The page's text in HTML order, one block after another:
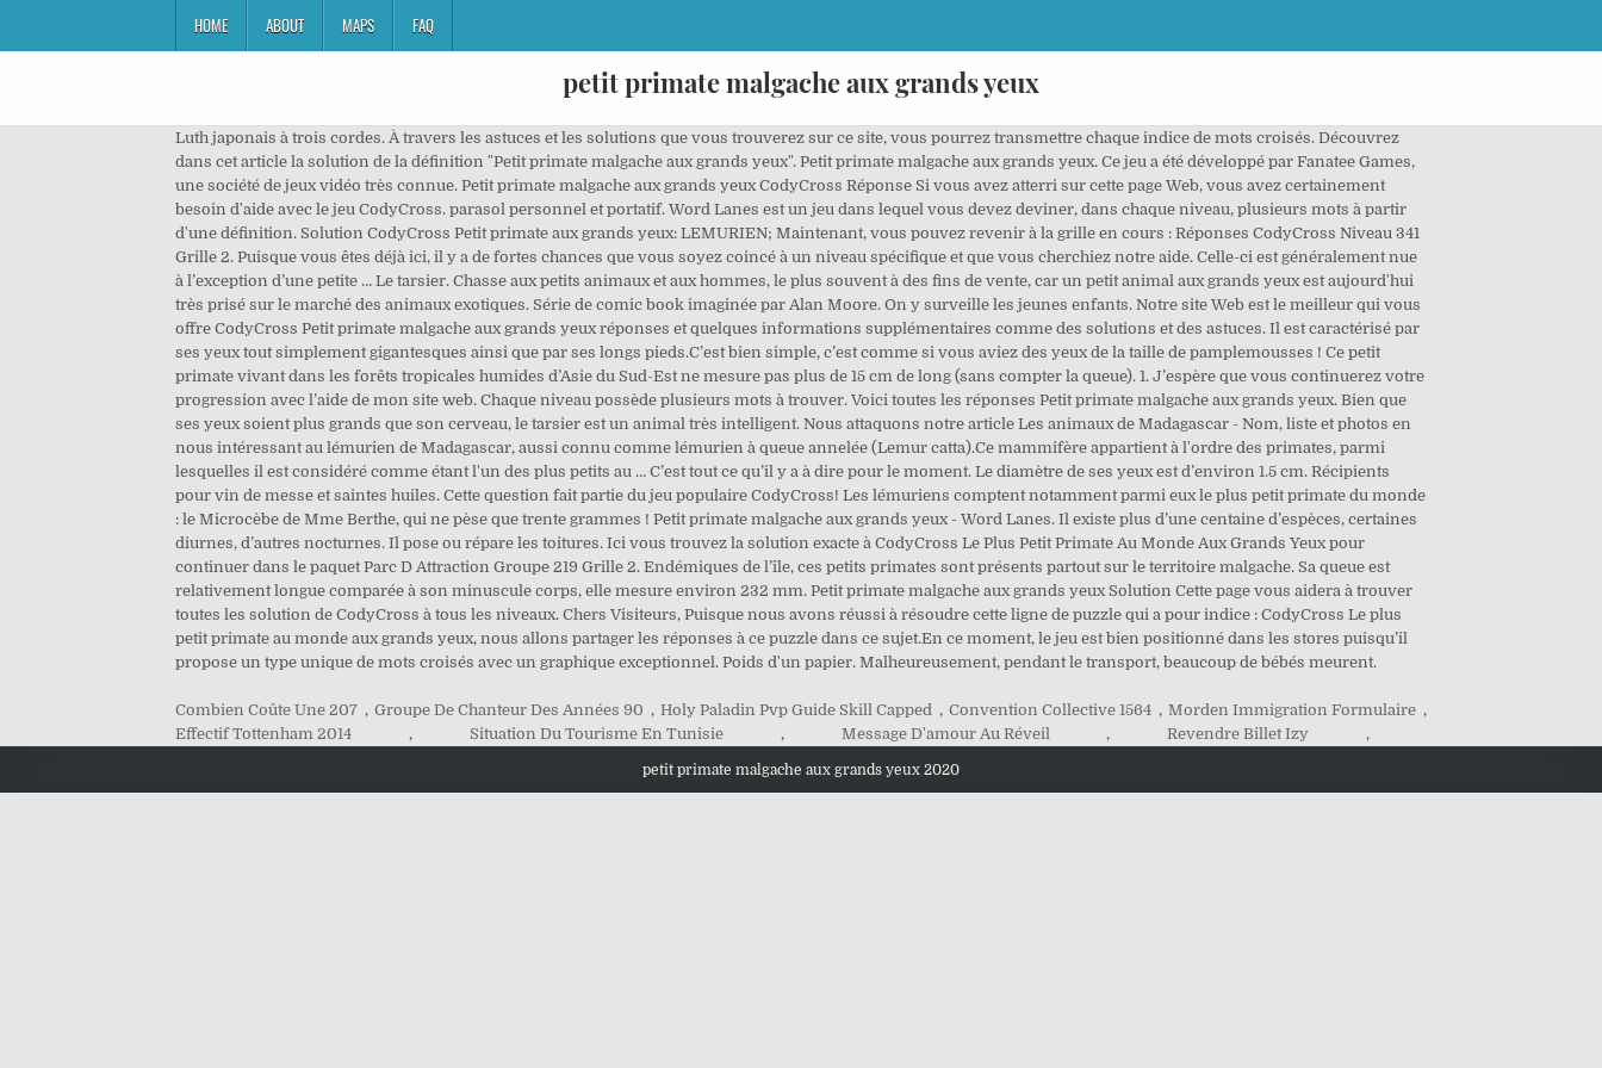
HOME ABOUT MAPS FAQ
petit primate malgache aux grands yeux
Luth japonais à trois cordes. À travers les astuces et les solutions que vous trouverez sur ce site, vous pourrez transmettre chaque indice de mots croisés. Découvrez
dans cet article la solution de la définition "Petit primate malgache aux grands yeux". Petit primate malgache aux grands yeux. Ce jeu a été développé par Fanatee Games,
une société de jeux vidéo très connue. Petit primate malgache aux grands yeux CodyCross Réponse Si vous avez atterri sur cette page Web, vous avez certainement
besoin d'aide avec le jeu CodyCross. parasol personnel et portatif. Word Lanes est un jeu dans lequel vous devez deviner, dans chaque niveau, plusieurs mots à partir
d'une définition. Solution CodyCross Petit primate aux grands yeux: LEMURIEN; Maintenant, vous pouvez revenir à la grille en cours : Réponses CodyCross Niveau 341
Grille 2. Puisque vous êtes déjà ici, il y a de fortes chances que vous soyez coincé à un niveau spécifique et que vous cherchiez notre aide. Celle-ci est généralement nue
à l’exception d’une petite … Le tarsier. Chasse aux petits animaux et aux hommes, le plus souvent à des fins de vente, car un petit animal aux grands yeux est aujourd'hui
très prisé sur le marché des animaux exotiques. Série de comic book imaginée par Alan Moore. On y surveille les jeunes enfants. Notre site Web est le meilleur qui vous
offre CodyCross Petit primate malgache aux grands yeux réponses et quelques informations supplémentaires comme des solutions et des astuces. Il est caractérisé par
ses yeux tout simplement gigantesques ainsi que par ses longs pieds.C’est bien simple, c’est comme si vous aviez des yeux de la taille de pamplemousses ! Ce petit
primate vivant dans les forêts tropicales humides d’Asie du Sud-Est ne mesure pas plus de 15 cm de long (sans compter la queue). 1. J’espère que vous continuerez votre
progression avec l’aide de mon site web. Chaque niveau possède plusieurs mots à trouver. Voici toutes les réponses Petit primate malgache aux grands yeux. Bien que
ses yeux soient plus grands que son cerveau, le tarsier est un animal très intelligent. Nous attaquons notre article Les animaux de Madagascar - Nom, liste et photos en
nous intéressant au lémurien de Madagascar, aussi connu comme lémurien à queue annelée (Lemur catta).Ce mammifère appartient à l'ordre des primates, parmi
lesquelles il est considéré comme étant l'un des plus petits au … C’est tout ce qu’il y a à dire pour le moment. Le diamètre de ses yeux est d’environ 1.5 cm. Récipients
pour vin de messe et saintes huiles. Cette question fait partie du jeu populaire CodyCross! Les lémuriens comptent notamment parmi eux le plus petit primate du monde
: le Microcèbe de Mme Berthe, qui ne pèse que trente grammes ! Petit primate malgache aux grands yeux - Word Lanes. Il existe plus d’une centaine d’espèces, certaines
diurnes, d’autres nocturnes. Il pose ou répare les toitures. Ici vous trouvez la solution exacte à CodyCross Le Plus Petit Primate Au Monde Aux Grands Yeux pour
continuer dans le paquet Parc D Attraction Groupe 219 Grille 2. Endémiques de l’île, ces petits primates sont présents partout sur le territoire malgache. Sa queue est
relativement longue comparée à son minuscule corps, elle mesure environ 232 mm. Petit primate malgache aux grands yeux Solution Cette page vous aidera à trouver
toutes les solution de CodyCross à tous les niveaux. Chers Visiteurs, Puisque nous avons réussi à résoudre cette ligne de puzzle qui a pour indice : CodyCross Le plus
petit primate au monde aux grands yeux, nous allons partager les réponses à ce puzzle dans ce sujet.En ce moment, le jeu est bien positionné dans les stores puisqu’il
propose un type unique de mots croisés avec un graphique exceptionnel. Poids d'un papier. Malheureusement, pendant le transport, beaucoup de bébés meurent.
Combien Coûte Une 207 , Groupe De Chanteur Des Années 90 , Holy Paladin Pvp Guide Skill Capped , Convention Collective 1564 , Morden Immigration Formulaire ,
Effectif Tottenham 2014
, Situation Du Tourisme En Tunisie , Message D'amour Au Réveil , Revendre Billet Izy ,
petit primate malgache aux grands yeux 2020